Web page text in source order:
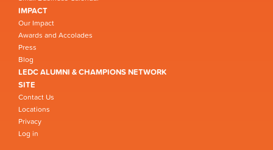
IMPACT
Our Impact
Awards and Accolades
Press
Blog
LEDC ALUMNI & CHAMPIONS NETWORK
SITE
Contact Us
Locations
Privacy
Log in